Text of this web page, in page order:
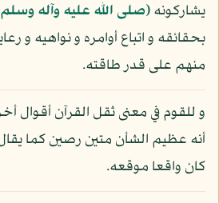
يشاركونه(صلى الله عليه وآله
بحقائقه و اتباع أوامره و نواهيه و
منهم على قدر طاقته.
و للقوم في معنى ثقل القرآن أقوال
أنه عظيم الشأن متين رصين كما
كان واقعا موقعه.